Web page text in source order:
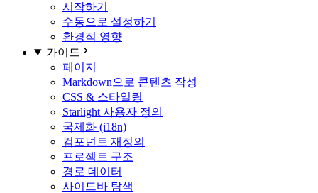
시작하기
수동으로 설정하기
환경적 영향
가이드
페이지
Markdown으로 콘텐츠 작성
CSS & 스타일링
Starlight 사용자 정의
국제화 (i18n)
컴포넌트 재정의
프로젝트 구조
경로 데이터
사이드바 탐색